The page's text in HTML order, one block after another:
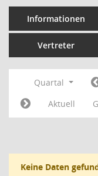
Informationen
Vertreter
Quartal
Aktuell
Keine Daten